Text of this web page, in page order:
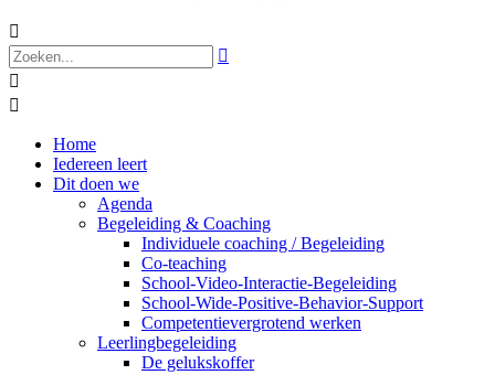




Home
Iedereen leert
Dit doen we
Agenda
Begeleiding & Coaching
Individuele coaching / Begeleiding
Co-teaching
School-Video-Interactie-Begeleiding
School-Wide-Positive-Behavior-Support
Competentievergrotend werken
Leerlingbegeleiding
De gelukskoffer